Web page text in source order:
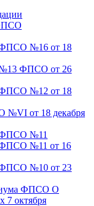
ФПСО №16 от 18
№13 ФПСО от 26
ФПСО №12 от 18
№VI от 18 декабря
ФПСО №11
ФПСО №11 от 16
ФПСО №10 от 23
ФПСО О
7 октября